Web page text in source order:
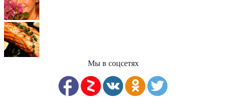
Мы в соцсетях